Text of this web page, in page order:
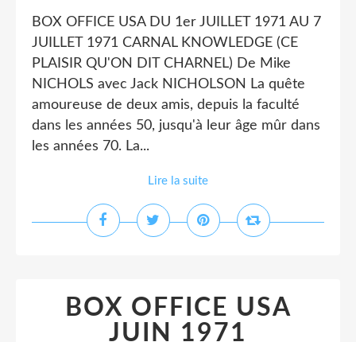
BOX OFFICE USA DU 1er JUILLET 1971 AU 7
JUILLET 1971 CARNAL KNOWLEDGE (CE
PLAISIR QU'ON DIT CHARNEL) De Mike
NICHOLS avec Jack NICHOLSON La quête
amoureuse de deux amis, depuis la faculté
dans les années 50, jusqu'à leur âge mûr dans
les années 70. La...
Lire la suite
BOX OFFICE USA
JUIN 1971